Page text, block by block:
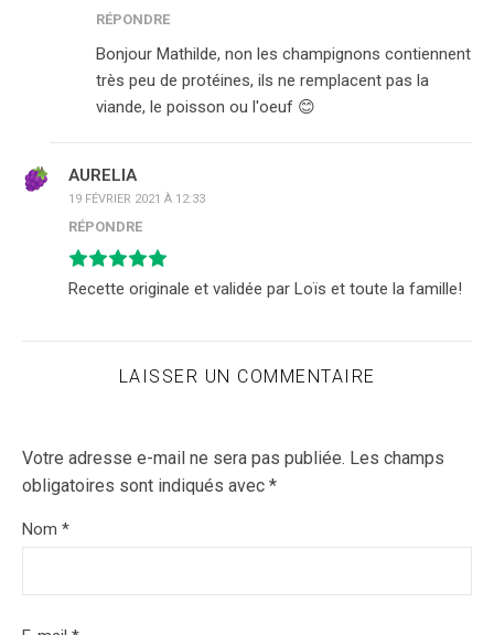
RÉPONDRE
Bonjour Mathilde, non les champignons contiennent
très peu de protéines, ils ne remplacent pas la
viande, le poisson ou l'oeuf 😊
AURELIA
19 FÉVRIER 2021 À 12:33
RÉPONDRE
Recette originale et validée par Loïs et toute la famille!
LAISSER UN COMMENTAIRE
Votre adresse e-mail ne sera pas publiée. Les champs
obligatoires sont indiqués avec *
Nom *